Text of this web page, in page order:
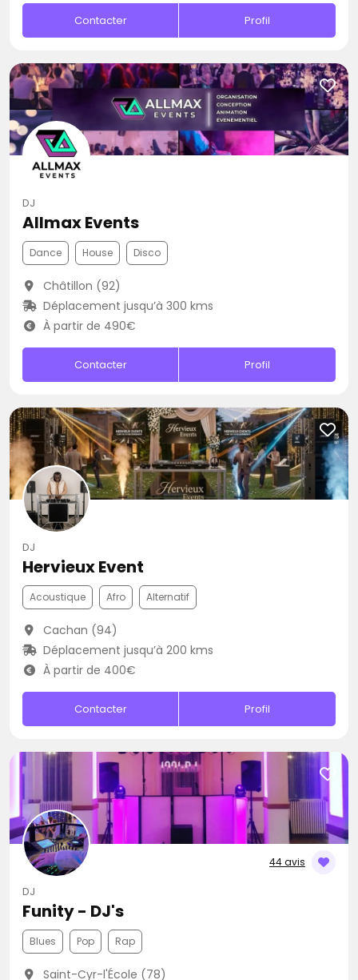
Contacter Profil
DJ
Allmax Events
Dance House Disco
Châtillon (92)
Déplacement jusqu’à 300 kms
À partir de 490€
Contacter Profil
DJ
Hervieux Event
Acoustique Afro Alternatif
Cachan (94)
Déplacement jusqu’à 200 kms
À partir de 400€
Contacter Profil
44 avis
DJ
Funity - DJ's
Blues Pop Rap
Saint-Cyr-l'École (78)